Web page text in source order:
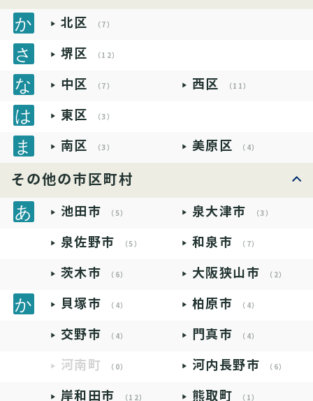
北区 （7）
堺区 （12）
中区 （7） 西区 （11）
東区 （3）
南区 （3） 美原区 （4）
その他の市区町村
池田市 （5） 泉大津市 （3）
泉佐野市 （5） 和泉市 （7）
茨木市 （6） 大阪狭山市 （2）
貝塚市 （4） 柏原市 （4）
交野市 （4） 門真市 （4）
河南町 （0） 河内長野市 （6）
岸和田市 （12） 熊取町 （1）